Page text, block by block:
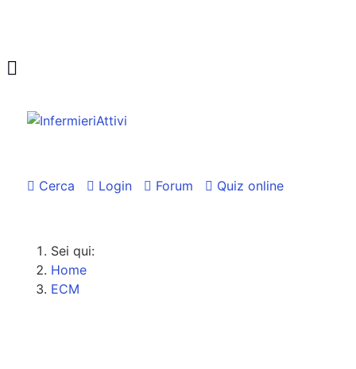
Cerca Login Forum Quiz online
Sei qui:
Home
ECM